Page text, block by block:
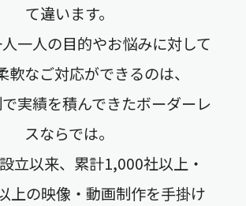
て違います。
一人の目的やお悩みに対して
軟なご対応ができるのは、
実績を積んできたボーダーレ
スならでは。
立以来、累計1,000社以上・
上の映像・動画制作を手掛け